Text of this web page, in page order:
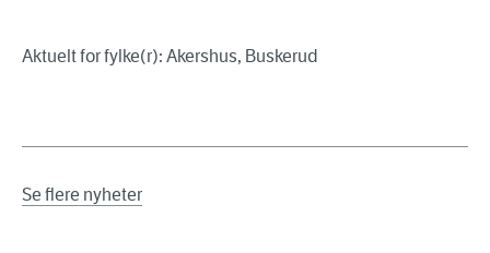
Aktuelt for fylke(r): Akershus, Buskerud
Se flere nyheter